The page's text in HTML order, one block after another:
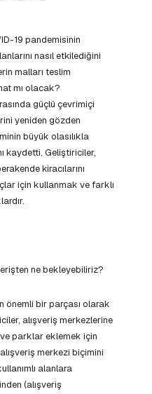
19 pandemisinin
nasıl etkilediğini
malları teslim
mı olacak?
güçlü çevrimiçi
yeniden gözden
büyük olasılıkla
kaydetti. Geliştiriciler,
kiracılarını
için kullanmak ve farklı
ne bekleyebiliriz?
önemli bir parçası olarak
alışveriş merkezlerine
parklar eklemek için
merkezi biçimini
alanlara
(alışveriş